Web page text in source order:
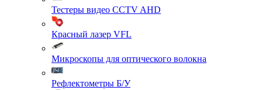
Тестеры видео CCTV AHD
Красный лазер VFL
Микроскопы для оптического волокна
Рефлектометры Б/У